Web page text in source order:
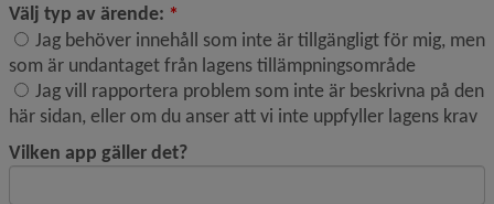
Välj typ av ärende: *
Välj typ av ärende:
Jag behöver innehåll som inte är tillgängligt för mig, men
som är undantaget från lagens tillämpningsområde
Jag vill rapportera problem som inte är beskrivna på den
här sidan, eller om du anser att vi inte uppfyller lagens krav
Vilken app gäller det?